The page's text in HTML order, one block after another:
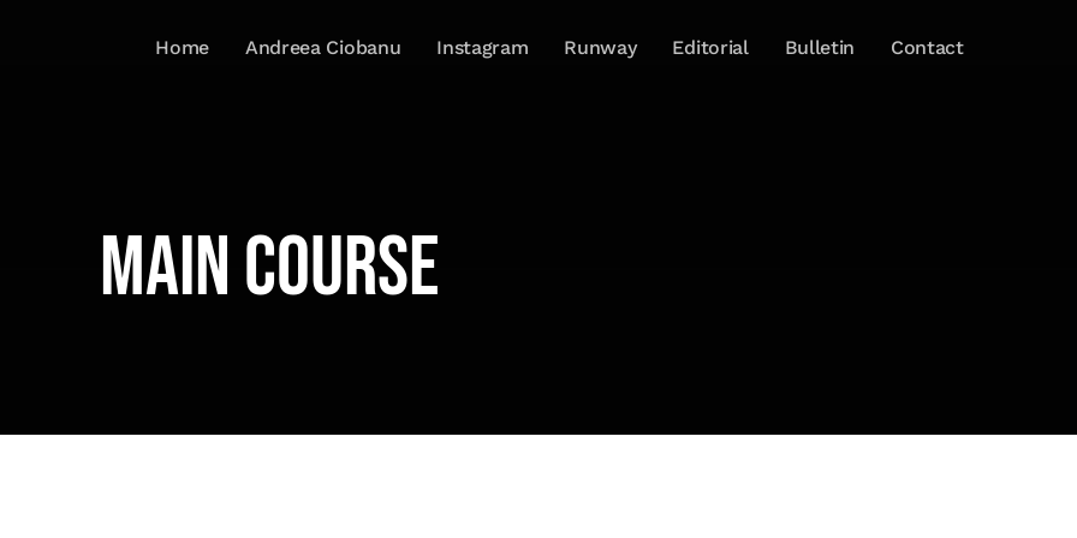
Home Andreea Ciobanu Instagram Runway Editorial Bulletin Contact
MAIN COURSE